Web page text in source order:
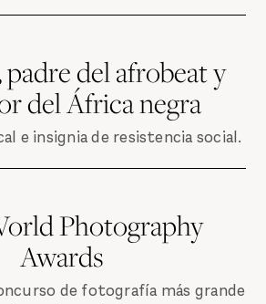
del afrobeat y
del África negra
e insignia de resistencia social.
Photography
Awards
de fotografía más grande